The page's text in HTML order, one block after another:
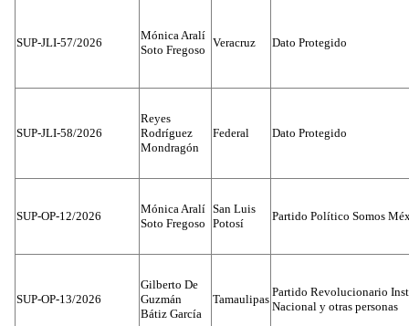
SUP-JLI-57/2026
Mónica Aralí
Soto Fregoso
Veracruz Dato Protegido
SUP-JLI-58/2026
Reyes
Rodríguez
Mondragón
Federal Dato Protegido
SUP-OP-12/2026
Mónica Aralí
Soto Fregoso
San Luis
Potosí
Partido Político Somos
SUP-OP-13/2026
Gilberto De
Guzmán
Bátiz García
Tamaulipas
Partido Revolucionario
Nacional y otras personas